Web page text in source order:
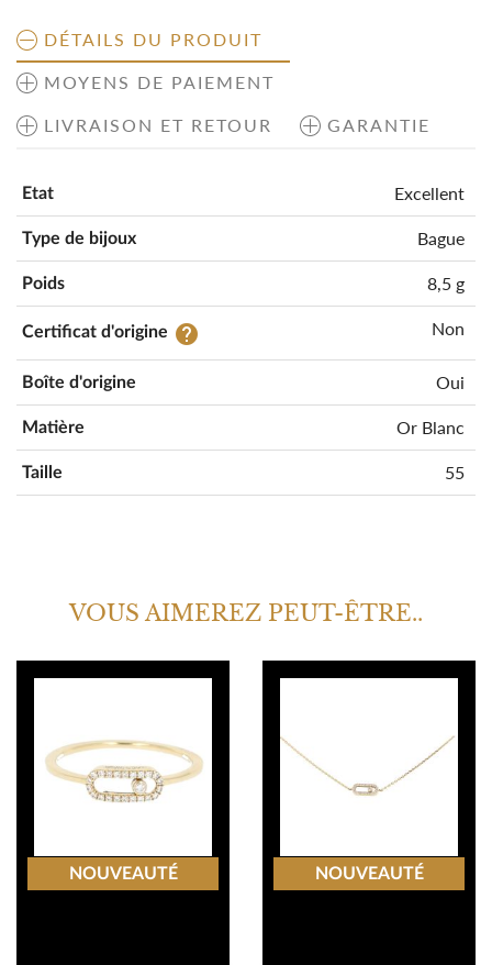
DÉTAILS DU PRODUIT
MOYENS DE PAIEMENT
LIVRAISON ET RETOUR GARANTIE
Etat Excellent
Type de bijoux Bague
Poids 8,5 g
Certificat d'origine help Non
Boîte d'origine Oui
Matière Or Blanc
Taille 55
VOUS AIMEREZ PEUT-ÊTRE..
NOUVEAUTÉ NOUVEAUTÉ